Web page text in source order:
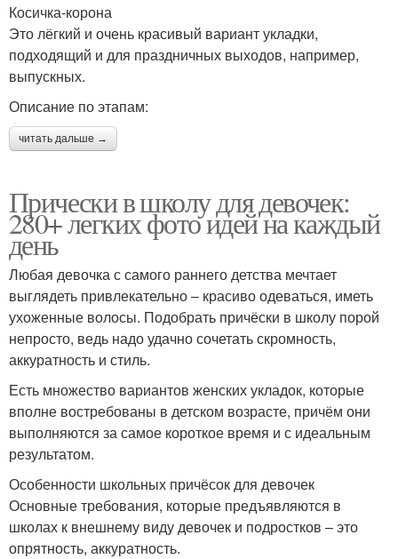
Косичка-корона
Это лёгкий и очень красивый вариант укладки,
подходящий и для праздничных выходов, например,
выпускных.
Описание по этапам:
читать дальше →
Прически в школу для девочек:
280+ легких фото идей на каждый
день
Любая девочка с самого раннего детства мечтает
выглядеть привлекательно – красиво одеваться, иметь
ухоженные волосы. Подобрать причёски в школу порой
непросто, ведь надо удачно сочетать скромность,
аккуратность и стиль.
Есть множество вариантов женских укладок, которые
вполне востребованы в детском возрасте, причём они
выполняются за самое короткое время и с идеальным
результатом.
Особенности школьных причёсок для девочек
Основные требования, которые предъявляются в
школах к внешнему виду девочек и подростков – это
опрятность, аккуратность.